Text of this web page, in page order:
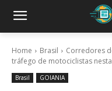
Home Brasil
Corredores
tráfego de motociclistas
Brasil GOIANIA